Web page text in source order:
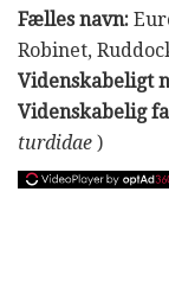
Fælles navn:
Robinet,
Videnskabeligt
Videnskabelig
turdidae )